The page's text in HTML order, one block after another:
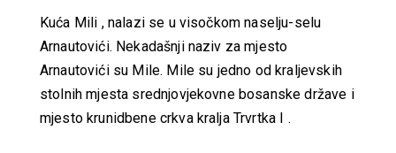
Kuća Mili , nalazi se u visočkom naselju-selu
Arnautovići. Nekadašnji naziv za mjesto
Arnautovići su Mile. Mile su jedno od kraljevskih
stolnih mjesta srednjovjekovne bosanske države i
mjesto krunidbene crkva kralja Trvrtka I .